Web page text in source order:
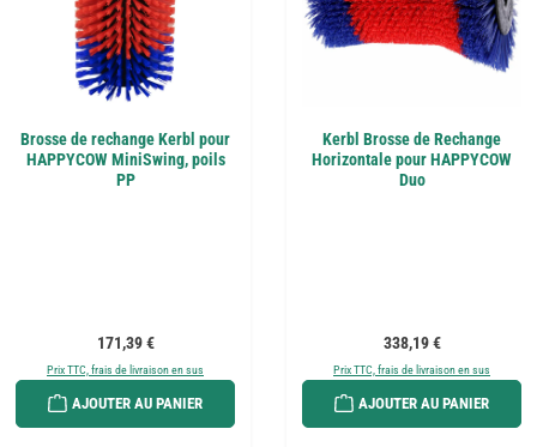
Brosse de rechange Kerbl pour
HAPPYCOW MiniSwing, poils
PP
Prix régulier :
171,39 €
Prix TTC, frais de livraison en sus
AJOUTER AU PANIER
Kerbl Brosse de Rechange
Horizontale pour HAPPYCOW
Duo
Prix régulier :
338,19 €
Prix TTC, frais de livraison en sus
AJOUTER AU PANIER